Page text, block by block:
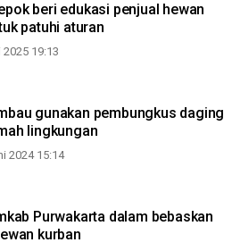
beri edukasi penjual hewan
patuhi aturan
19:13
gunakan pembungkus daging
lingkungan
2024 15:14
Purwakarta dalam bebaskan
kurban